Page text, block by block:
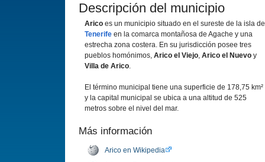
Descripción del municipio
Arico es un municipio situado en el sureste de la isla de
Tenerife en la comarca montañosa de Agache y una
estrecha zona costera. En su jurisdicción posee tres
pueblos homónimos, Arico el Viejo, Arico el Nuevo y
Villa de Arico.
El término municipal tiene una superficie de 178,75 km²
y la capital municipal se ubica a una altitud de 525
metros sobre el nivel del mar.
Más información
Arico en Wikipedia